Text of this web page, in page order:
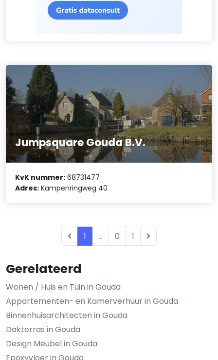
Gerelateerd
Wonen / Huis en Tuin in Gouda
Appartementen- en Kamerverhuur in Gouda
Binnenhuisarchitecten in Gouda
Dakterras in Gouda
Design Meubel in Gouda
Epoxyvloer in Gouda
Jumpsquare Gouda B.V.
KvK nummer: 68731477
Adres: Kampenringweg 40
1 ... 0 1